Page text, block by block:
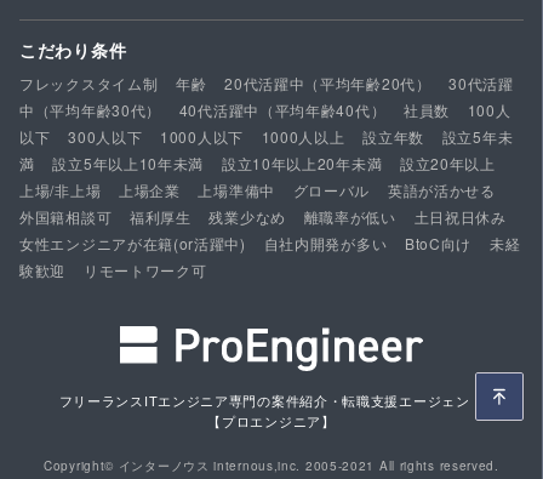
こだわり条件
フレックスタイム制 年齢 20代活躍中（平均年齢20代）
30代活躍
中（平均年齢30代）
40代活躍中（平均年齢40代） 社員数
100人
以下
300人以下 1000人以下 1000人以上 設立年数
設立5年未
満
設立5年以上10年未満 設立10年以上20年未満
設立20年以上
上場/非上場
上場企業 上場準備中 グローバル
英語が活かせる
外国籍相談可
福利厚生 残業少なめ 離職率が低い
土日祝日休み
女性エンジニアが在籍(or活躍中)
自社内開発が多い BtoC向け
未経
験歓迎
リモートワーク可
フリーランスITエンジニア専門の案件紹介・転職支援エージェント
【プロエンジニア】
Copyright© インターノウス internous,inc. 2005-2021 All rights reserved.